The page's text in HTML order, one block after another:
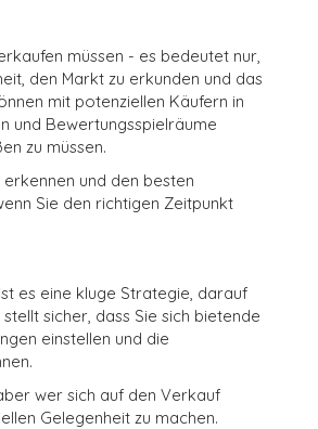
müssen - es bedeutet nur,
den Markt zu erkunden und das
mit potenziellen Käufern in
und Bewertungsspielräume
zu müssen.
und den besten
Sie den richtigen Zeitpunkt
es eine kluge Strategie, darauf
sicher, dass Sie sich bietende
einstellen und die
wer sich auf den Verkauf
Gelegenheit zu machen.